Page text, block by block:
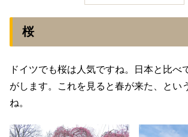
桜
ドイツでも桜は人気ですね。日本と比べ
がします。これを見ると春が来た、とい
ね。